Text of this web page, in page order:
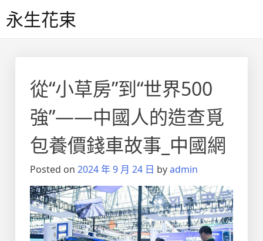
to永生花束
從“小草房”到“世界500
強”——中國人的造查覓
包養價錢車故事_中國網
Posted on 2024 年 9 月 24 日 byadmin